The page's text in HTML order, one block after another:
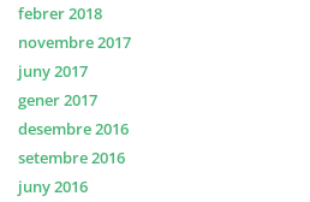
febrer 2018
novembre 2017
juny 2017
gener 2017
desembre 2016
setembre 2016
juny 2016